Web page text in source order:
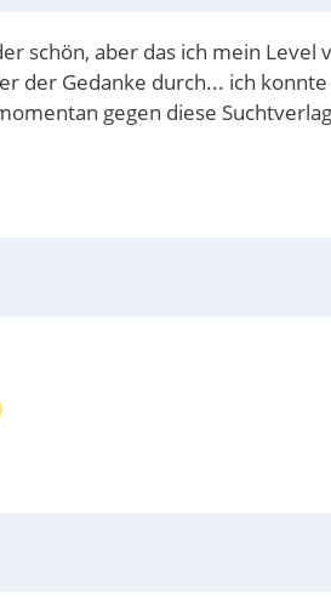
schön, aber das ich mein
der Gedanke durch... ich
gegen diese